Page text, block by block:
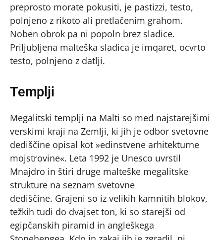
preprosto morate pokusiti, je pastizzi, testo,
polnjeno z rikoto ali pretlačenim grahom.
Noben obrok pa ni popoln brez sladice.
Priljubljena malteška sladica je imqaret, ocvrto
testo, polnjeno z datlji.
Templji
Megalitski templji na Malti so med najstarejšimi
verskimi kraji na Zemlji, ki jih je odbor svetovne
dediščine opisal kot »edinstvene arhitekturne
mojstrovine«. Leta 1992 je Unesco uvrstil
Mnajdro in štiri druge malteške megalitske
strukture na seznam svetovne
dediščine. Grajeni so iz velikih kamnitih blokov,
težkih tudi do dvajset ton, ki so starejši od
egipčanskih piramid in angleškega